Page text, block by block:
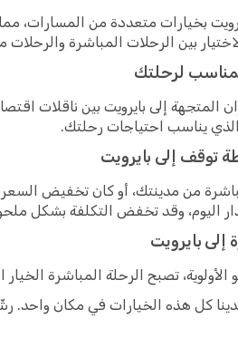
بخيارات متعددة من
بين الرحلات المباشرة
لرحلتك
المتجهة إلى بايرويت بين ناقلات
الذي يناسب احتياجات رحلتك.
توقف إلى بايرويت
من مدينتك، أو كان تخفيض
اليوم، وقد تخفض التكلفة بشكل
إلى بايرويت
تصبح الرحلة المباشرة
كل هذه الخيارات في مكان واحد.